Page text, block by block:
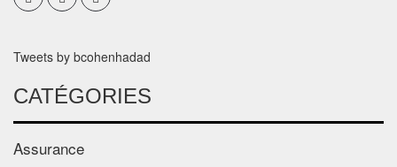
Tweets by bcohenhadad
CATÉGORIES
Assurance